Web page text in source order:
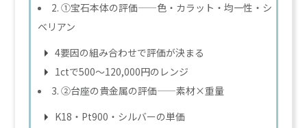
2. ①宝石本体の評価——色・カラット・均一性・シ
ベリアン
4要因の組み合わせで評価が決まる
1ctで500〜120,000円のレンジ
3. ②台座の貴金属の評価——素材×重量
K18・Pt900・シルバーの単価